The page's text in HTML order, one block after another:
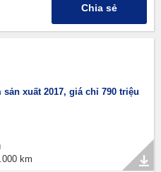
Chia sẻ
sản xuất 2017, giá chỉ 790 triệu
km